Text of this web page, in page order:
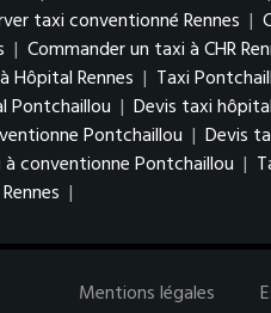
taxi conventionné Rennes |
| Commander un taxi à CHR
Hôpital Rennes | Taxi
Pontchaillou | Devis taxi
Pontchaillou | Devis
conventionne Pontchaillou |
|
Mentions légales